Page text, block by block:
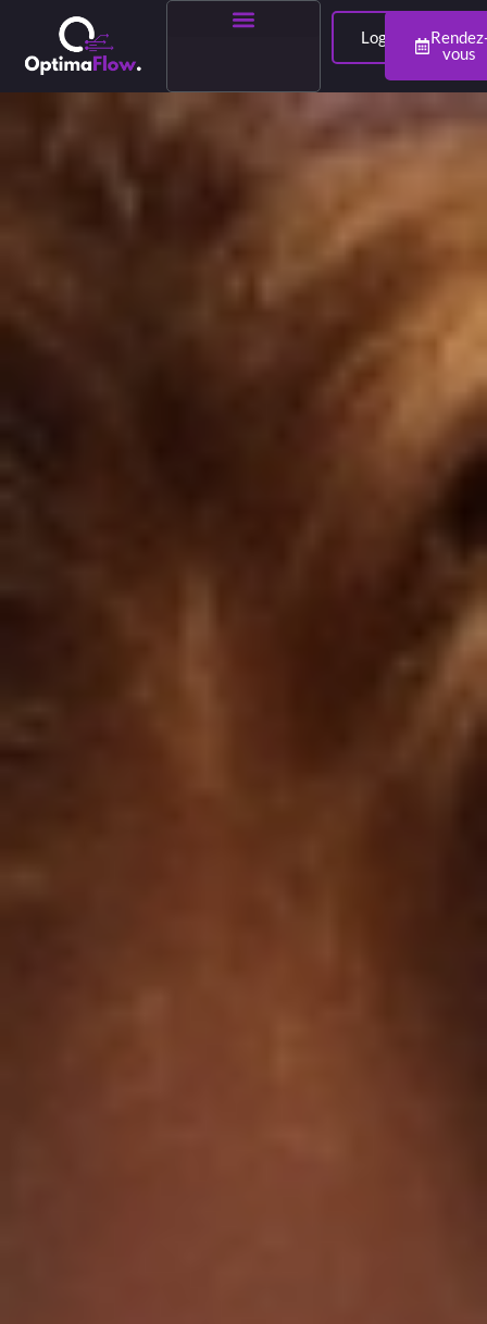
Login
vous